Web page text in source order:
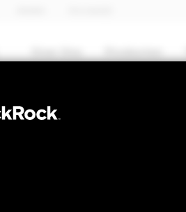
AANDELEN
iShares